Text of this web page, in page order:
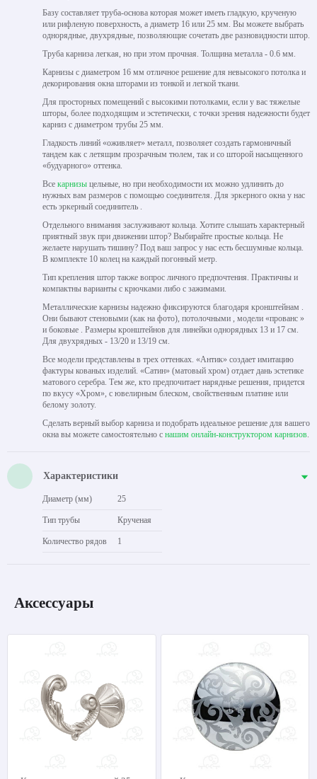
Базу составляет труба-основа которая может иметь гладкую, крученую
или рифленую поверхность, а диаметр 16 или 25 мм. Вы можете выбрать
однорядные, двухрядные, позволяющие сочетать две разновидности штор.
Труба карниза легкая, но при этом прочная. Толщина металла - 0.6 мм.
Карнизы с диаметром 16 мм отличное решение для невысокого потолка и
декорирования окна шторами из тонкой и легкой ткани.
Для просторных помещений с высокими потолками, если у вас тяжелые
шторы, более подходящим и эстетически, с точки зрения надежности будет
карниз с диаметром трубы 25 мм.
Гладкость линий «оживляет» металл, позволяет создать гармоничный
тандем как с летящим прозрачным тюлем, так и со шторой насыщенного
«будуарного» оттенка.
Все карнизы цельные, но при необходимости их можно удлинить до
нужных вам размеров с помощью соединителя. Для эркерного окна у нас
есть эркерный соединитель .
Отдельного внимания заслуживают кольца. Хотите слышать характерный
приятный звук при движении штор? Выбирайте простые кольца. Не
желаете нарушать тишину? Под ваш запрос у нас есть бесшумные кольца.
В комплекте 10 колец на каждый погонный метр.
Тип крепления штор также вопрос личного предпочтения. Практичны и
компактны варианты с крючками либо с зажимами.
Металлические карнизы надежно фиксируются благодаря кронштейнам .
Они бывают стеновыми (как на фото), потолочными , модели «прованс »
и боковые . Размеры кронштейнов для линейки однорядных 13 и 17 см.
Для двухрядных - 13/20 и 13/19 см.
Все модели представлены в трех оттенках. «Антик» создает имитацию
фактуры кованых изделий. «Сатин» (матовый хром) отдает дань эстетике
матового серебра. Тем же, кто предпочитает нарядные решения, придется
по вкусу «Хром», с ювелирным блеском, свойственным платине или
белому золоту.
Сделать верный выбор карниза и подобрать идеальное решение для вашего
окна вы можете самостоятельно с нашим онлайн-конструктором карнизов.
Характеристики
Диаметр (мм) 25
Тип трубы Крученая
Количество рядов 1
Аксессуары